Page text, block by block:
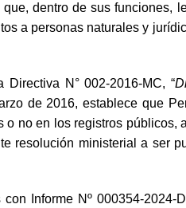
dentro de sus
a personas naturales y
N° 002-2016-MC, “
de 2016, establece que
no en los registros
resolución ministerial a ser
Informe Nº 000354-